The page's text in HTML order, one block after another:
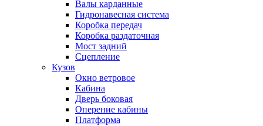
Валы карданные
Гидронавесная система
Коробка передач
Коробка раздаточная
Мост задний
Сцепление
Кузов
Окно ветровое
Кабина
Дверь боковая
Оперение кабины
Платформа